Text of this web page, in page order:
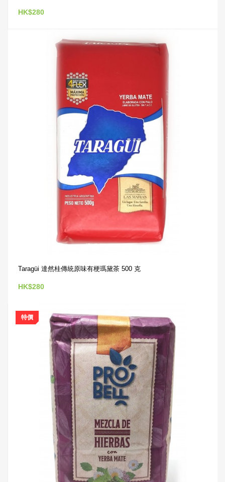
HK$280
Taragüi 達然桂傳統原味有梗瑪黛茶 500 克
HK$280
特價